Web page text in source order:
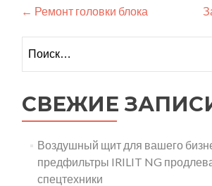
Навигация
по
записям
← Ремонт головки блока
СВЕЖИЕ
Воздушный щит для вашего
предфильтры IRILIT NG
спецтехники